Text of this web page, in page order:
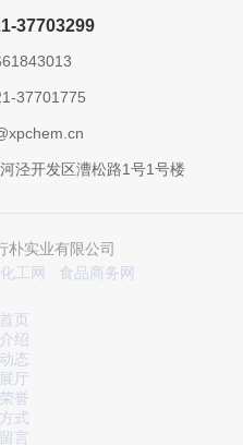
37703299
37701775
泾开发区漕松路1号1号楼
实业有限公司
工网 食品商务网
页
绍
态
厅
誉
式
言